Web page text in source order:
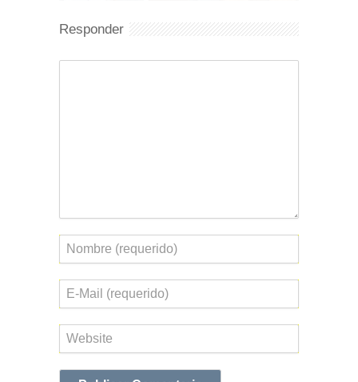
Responder
Nombre
Correo
electrónico
Web